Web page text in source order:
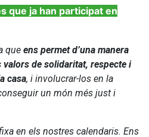
que ja han participat en
que ens permet d’una manera
de solidaritat, respecte i
casa, i involucrar-los en la
un món més just i
en els nostres calendaris. Ens